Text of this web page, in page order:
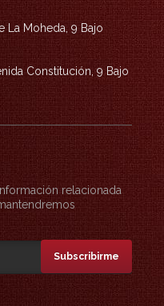
La Moheda, 9 Bajo
Constitución, 9 Bajo
relacionada
Subscribirme